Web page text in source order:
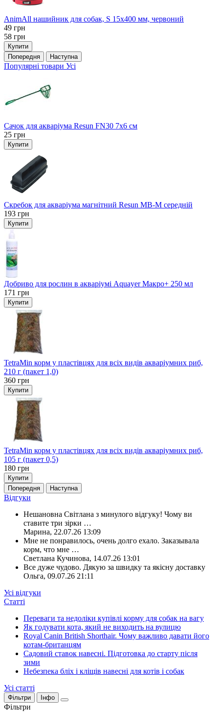
AnimAll нашийник для собак, S 15х400 мм, червоний
49 грн
58 грн
Купити
Попередня
Наступна
Популярні товари Усі
Сачок для акваріума Resun FN30 7х6 см
25 грн
Купити
Скребок для акваріума магнітний Resun MB-M середній
193 грн
Купити
Добриво для рослин в акваріумі Aquayer Макро+ 250 мл
171 грн
Купити
TetraMin корм у пластівцях для всіх видів акваріумних риб,
210 г (пакет 1,0)
360 грн
Купити
TetraMin корм у пластівцях для всіх видів акваріумних риб,
105 г (пакет 0,5)
180 грн
Купити
Попередня
Наступна
Відгуки
Нешановна Світлана з минулого відгуку! Чому ви
ставите три зірки …
Марина, 22.07.26 13:09
Мне не понравилось, очень долго ехало. Заказывала
корм, что мне …
Светлана Кучинова, 14.07.26 13:01
Все дуже чудово. Дякую за швидку та якісну доставку
Ольга, 09.07.26 21:11
Усі відгуки
Статті
Переваги та недоліки купівлі корму для собак на вагу
Як годувати кота, який не виходить на вулицю
Royal Canin British Shorthair. Чому важливо давати його
котам-британцям
Садовий ставок навесні. Підготовка до старту після
зими
Небезпека бліх і кліщів навесні для котів і собак
Усі статті
Фільтри Інфо
Фільтри